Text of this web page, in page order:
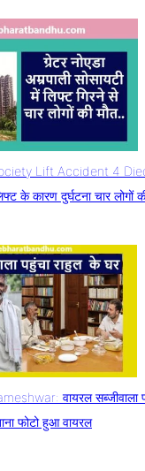
Lift Accident 4
के कारण दुर्घटना चार लोगों
वायरल सब्जीवाला
फोटो हुआ वायरल